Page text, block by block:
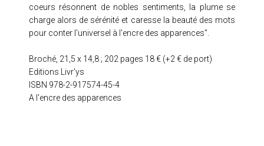
coeurs résonnent de nobles sentiments, la plume se
charge alors de sérénité et caresse la beauté des mots
pour conter l'universel à l'encre des apparences".
Broché, 21,5 x 14,8 ; 202 pages 18 € (+2 € de port)
Editions Livr'ys
ISBN 978-2-917574-45-4
A l'encre des apparences